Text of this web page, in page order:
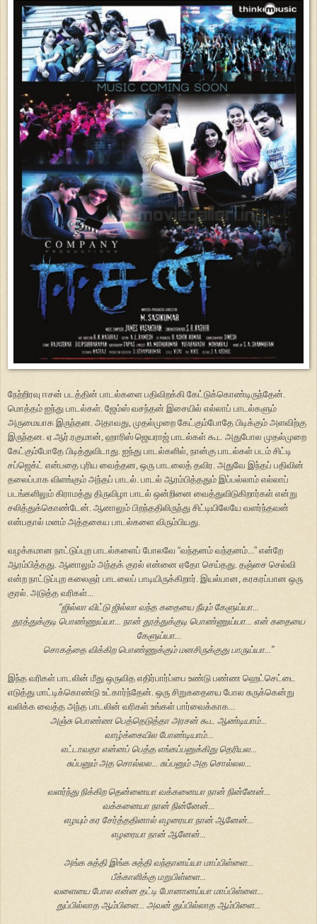
நேற்றிரவு ஈசன் படத்தின் பாடல்களை பதிவிறக்கி கேட்டுக்கொண்டிருந்தேன்.
மொத்தம் ஐந்து பாடல்கள். ஜேம்ஸ் வசந்தன் இசையில் எல்லாப் பாடல்களும்
அருமையாக இருந்தன. அதாவது, முதல்முறை கேட்கும்போதே பிடிக்கும் அளவிற்கு
இருந்தன. ஏ.ஆர்.ரகுமான், ஹாரிஸ் ஜெயராஜ் பாடல்கள் கூட அதுபோல முதல்முறை
கேட்கும்போதே பிடித்துவிடாது. ஐந்து பாடல்களில், நான்கு பாடல்கள் படம் சிட்டி
சப்ஜெக்ட் என்பதை புரிய வைத்தன, ஒரு பாடலைத் தவிர. அதுவே இந்தப் பதிவின்
தலைப்பாக விளங்கும் அந்தப் பாடல். பாடல் ஆரம்பித்ததும் இப்பல்லாம் எல்லாப்
படங்களிலும் கிராமத்து திருவிழா பாடல் ஒன்றினை வைத்துவிடுகிறார்கள் என்று
சலித்துக்கொண்டேன். ஆனாலும் பிறந்ததிலிருந்து சிட்டியிலேயே வளர்ந்தவன்
என்பதால் மனம் அத்தகைய பாடல்களை விரும்பியது.
வழக்கமான நாட்டுப்புற பாடல்களைப் போலவே “வந்தனம் வந்தனம்... ” என்றே
ஆரம்பித்தது. ஆனாலும் அந்தக் குரல் என்னை ஏதோ செய்தது. தஞ்சை செல்வி
என்ற நாட்டுப்புற கலைஞர் பாடலைப் பாடியிருக்கிறார். இயல்பான, கரகரப்பான ஒரு
குரல். அடுத்த வரிகள்...
“ஜில்லா விட்டு ஜில்லா வந்த கதையை நீயும் கேளுய்யா...
தூத்துக்குடி பொண்ணுய்யா... நான் தூத்துக்குடி பொண்ணுய்யா... என் கதையை
கேளுய்யா...
சொகத்தை விக்கிற பொண்ணுக்கும் மனசிருக்குது பாருய்யா... ”
இந்த வரிகள் பாடலின் மீது ஒருவித எதிர்பார்ப்பை உண்டு பண்ண ஹெட்செட்டை
எடுத்து மாட்டிக்கொண்டு உட்கார்ந்தேன். ஒரு சிறுகதையை போல சுருக்கென்று
வலிக்க வைத்த அந்த பாடலின் வரிகள் உங்கள் பார்வைக்காக...
அஞ்சு பொண்ண பெத்தெடுத்தா அரசன் கூட ஆண்டியாம்...
வாழ்க்கையில போண்டியாம்...
எட்டாவதா என்னப் பெத்த எங்கப்பனுக்கிது தெரியல...
சுப்பனும் அத சொல்லல... சுப்பனும் அத சொல்லல...
வளர்ந்து நிக்கிற தென்னையா வக்கனையா நான் நின்னேன்...
வக்கனையா நான் நின்னேன்...
எழயும் கர சேர்த்ததினால் எழரையா நான் ஆனேன்...
எழரையா நான் ஆனேன்...
அங்க சுத்தி இங்க சுத்தி வந்தானய்யா மாப்பிள்ளை...
பீக்காளிக்கு மறுபிள்ளை...
வளையை போல என்ன தட்டி போனானய்யா மாப்பிள்ளை...
துப்பில்லாத ஆம்பிளை... அவன் துப்பில்லாத ஆம்பிளை...